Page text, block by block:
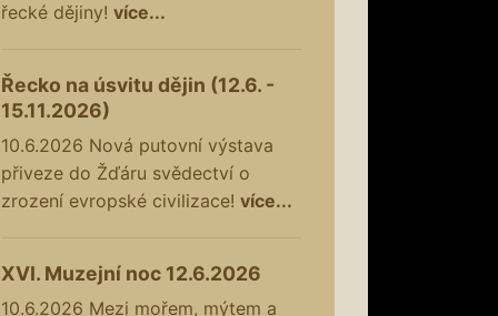
řecké dějiny! více...
Řecko na úsvitu dějin (12.6. -
15.11.2026)
10.6.2026 Nová putovní výstava
přiveze do Žďáru svědectví o
zrození evropské civilizace! více...
XVI. Muzejní noc 12.6.2026
10.6.2026 Mezi mořem, mýtem a